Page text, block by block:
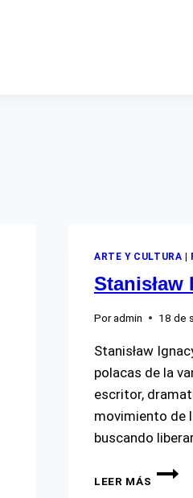
ARTE Y CULTURA
Poradmin 18 de
Stanisław
polacas de la
escritor,
movimiento de
buscando
LEER MÁS